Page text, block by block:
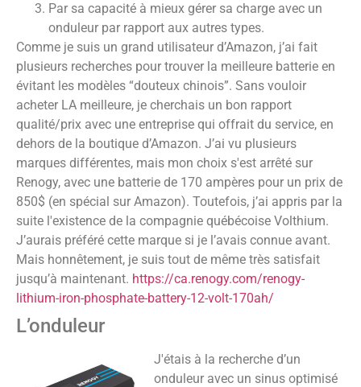
Par sa capacité à mieux gérer sa charge avec un
onduleur par rapport aux autres types.
Comme je suis un grand utilisateur d’Amazon, j’ai fait
plusieurs recherches pour trouver la meilleure batterie en
évitant les modèles “douteux chinois”. Sans vouloir
acheter LA meilleure, je cherchais un bon rapport
qualité/prix avec une entreprise qui offrait du service, en
dehors de la boutique d’Amazon. J’ai vu plusieurs
marques différentes, mais mon choix s'est arrêté sur
Renogy, avec une batterie de 170 ampères pour un prix de
850$ (en spécial sur Amazon). Toutefois, j’ai appris par la
suite l'existence de la compagnie québécoise Volthium.
J’aurais préféré cette marque si je l’avais connue avant.
Mais honnêtement, je suis tout de même très satisfait
jusqu’à maintenant. https://ca.renogy.com/renogy-
lithium-iron-phosphate-battery-12-volt-170ah/
L’onduleur
J'étais à la recherche d’un
onduleur avec un sinus optimisé